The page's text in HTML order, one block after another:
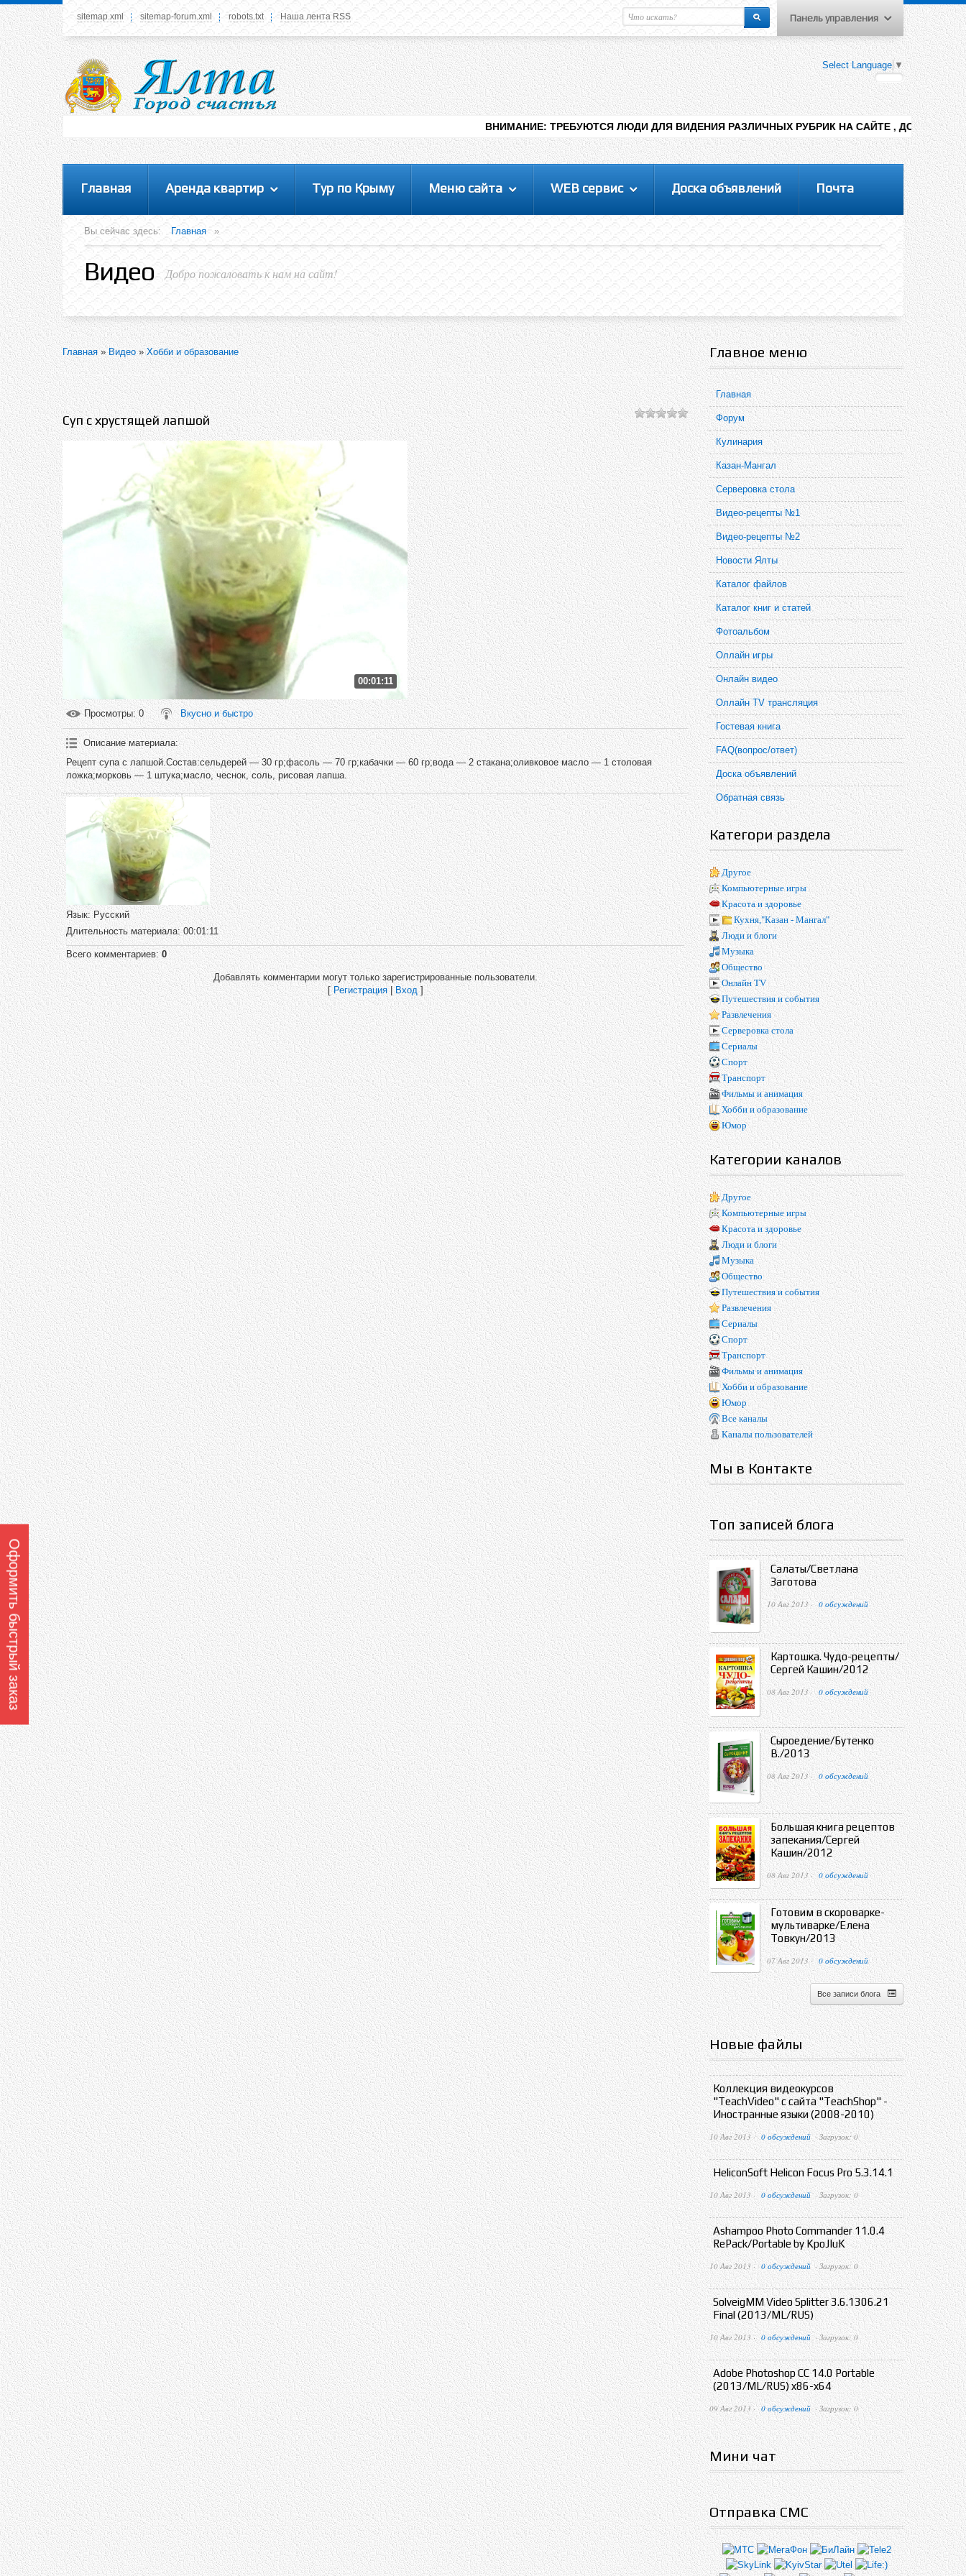
У вас нет прав просматривать данное меню,
пожалуйста, войдите на сайт под своим
логином или зарегестрируйтесь! Это позволит
вам пользоваться всеми функциями нашего
Здравствуйте уважаемыйГость. Чтобы
пользоваться данной панелью
управления, вам необходимо
авторизоваться на сайте под своим
логином, либо пройти регистрацию.
Меню пользователя
Вход на сайт
Регистрация
Панель управления
sitemap.xml sitemap-forum.xml robots.txt Наша лента RSS
Select Language ▼
ВНИМАНИЕ: ТРЕБУЮТСЯ ЛЮДИ ДЛЯ ВИДЕНИЯ РАЗЛИЧНЫХ РУБРИК НА САЙТЕ , ДОБАВЛЕНИЯ
Главная Аренда квартир Тур по Крыму Меню сайта WEB сервис Доска объявлений Почта
Вы сейчас здесь: Главная »
Видео Добро пожаловать к нам на сайт!
Главная»Видео»Хобби и образование
Суп с хрустящей лапшой
00:01:11
Просмотры: 0 Вкусно и быстро
Описание материала:
Рецепт супа с лапшой.Состав:сельдерей — 30 гр;фасоль — 70 гр;кабачки — 60 гр;вода — 2 стакана;оливковое масло — 1 столовая
ложка;морковь — 1 штука;масло, чеснок, соль, рисовая лапша.
Язык: Русский
Длительность материала: 00:01:11
Всего комментариев:0
Добавлять комментарии могут только зарегистрированные пользователи.
[Регистрация|Вход]
Главное меню
Главная
Форум
Кулинария
Казан-Мангал
Серверовка стола
Видео-рецепты №1
Видео-рецепты №2
Новости Ялты
Каталог файлов
Каталог книг и статей
Фотоальбом
Оллайн игры
Онлайн видео
Оллайн TV трансляция
Гостевая книга
FAQ(вопрос/ответ)
Доска объявлений
Обратная связь
Категори раздела
Другое
Компьютерные игры
Красота и здоровье
Кухня,"Казан - Мангал"
Люди и блоги
Музыка
Общество
Онлайн TV
Путешествия и события
Развлечения
Серверовка стола
Сериалы
Спорт
Транспорт
Фильмы и анимация
Хобби и образование
Юмор
Категории каналов
Другое
Компьютерные игры
Красота и здоровье
Люди и блоги
Музыка
Общество
Путешествия и события
Развлечения
Сериалы
Спорт
Транспорт
Фильмы и анимация
Хобби и образование
Юмор
Все каналы
Каналы пользователей
Мы в Контакте
Топ записей блога
Салаты/Светлана
Заготова
10 Авг 2013 · 0 обсуждений
Картошка. Чудо-рецепты/
Сергей Кашин/2012
08 Авг 2013 · 0 обсуждений
Сыроедение/Бутенко
В./2013
08 Авг 2013 · 0 обсуждений
Большая книга рецептов
запекания/Сергей
Кашин/2012
08 Авг 2013 · 0 обсуждений
Готовим в скороварке-
мультиварке/Елена
Товкун/2013
07 Авг 2013 · 0 обсуждений
Все записи блога
Новые файлы
Коллекция видеокурсов
"TeachVideo" с сайта "TeachShop" -
Иностранные языки (2008-2010)
10 Авг 2013 · 0 обсуждений · Загрузок: 0
HeliconSoft Helicon Focus Pro 5.3.14.1
10 Авг 2013 · 0 обсуждений · Загрузок: 0
Ashampoo Photo Commander 11.0.4
RePack/Portable by KpoJIuK
10 Авг 2013 · 0 обсуждений · Загрузок: 0
SolveigMM Video Splitter 3.6.1306.21
Final (2013/ML/RUS)
10 Авг 2013 · 0 обсуждений · Загрузок: 0
Adobe Photoshop CC 14.0 Portable
(2013/ML/RUS) x86-x64
09 Авг 2013 · 0 обсуждений · Загрузок: 0
Мини чат
Отправка СМС
Оформить быстрый заказ